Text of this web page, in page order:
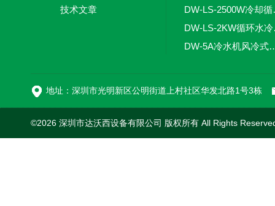
技术文章
DW-
DW-5A冷水机
地址：深圳市光明新区公明街道上村社区华发北路1号3栋
©2026 深圳市达沃西设备有限公司 版权所有 All Rights